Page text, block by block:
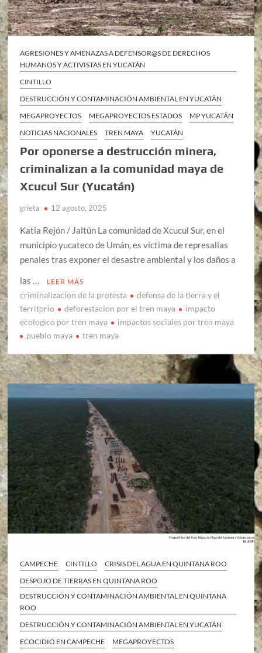
AGRESIONES Y AMENAZAS A DEFENSOR@S DE DERECHOS
HUMANOS Y ACTIVISTAS EN YUCATÁN
CINTILLO
DESTRUCCIÓN Y CONTAMINACIÓN AMBIENTAL EN YUCATÁN
MEGAPROYECTOS
MEGAPROYECTOS ESTADOS
MP YUCATÁN
NOTICIAS NACIONALES
TREN MAYA YUCATÁN
Por oponerse a destrucción minera,
criminalizan a la comunidad maya de
Xcucul Sur (Yucatán)
grieta 12 agosto, 2025
Katia Rejón / Jaltún La comunidad de Xcucul Sur, en el
municipio yucateco de Umán, es víctima de represalias
penales tras exponer el desastre ambiental y los daños a
las …
LEER MÁS
criminalizacion de la protesta
defensa de la tierra y el
territorio
deforestacion por el tren maya
impacto
ecologico por tren maya
impactos sociales por tren maya
pueblo maya
tren maya
CAMPECHE CINTILLO
CRISIS DEL AGUA EN QUINTANA ROO
DESPOJO DE TIERRAS EN QUINTANA ROO
DESTRUCCIÓN Y CONTAMINACIÓN AMBIENTAL EN QUINTANA
ROO
DESTRUCCIÓN Y CONTAMINACIÓN AMBIENTAL EN YUCATÁN
ECOCIDIO EN CAMPECHE
MEGAPROYECTOS